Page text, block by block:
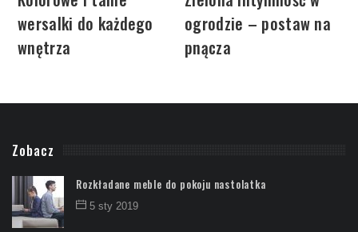
wersalki do każdego
wnętrza
ogrodzie – postaw na
pnącza
Zobacz
Rozkładane meble do pokoju nastolatka
5 sty 2019